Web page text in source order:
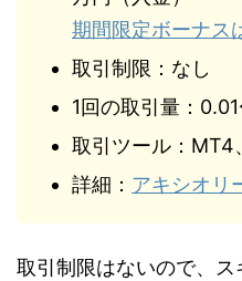
期間限定ボーナス
取引制限：なし
1回の取引量：
取引ツール：
詳細： アキシオリ
取引制限はないので、